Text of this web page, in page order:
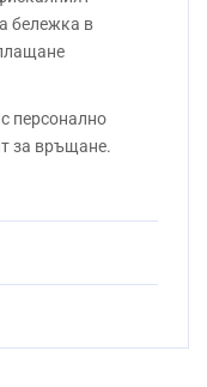
бележка в
персонално
за връщане.